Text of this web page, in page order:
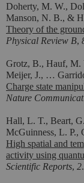
Doherty, M. W.,
Manson, N. B., &
Theory of the
Physical Review B,
Grotz, B., Hauf, M.
Meijer, J., …
Charge state
Nature
Hall, L. T., Beart,
McGuinness, L.
High spatial and
activity using
Scientific Reports, 2